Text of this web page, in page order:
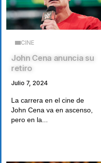
CINE
John Cena anuncia su
retiro
Julio 7, 2024
La carrera en el cine de
John Cena va en ascenso,
pero en la...